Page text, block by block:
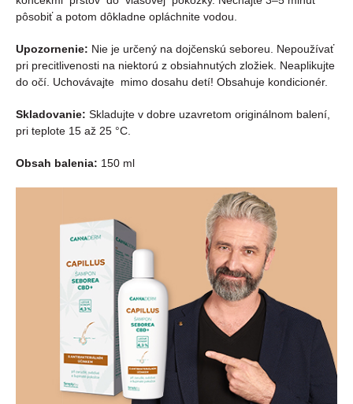
pôsobiť a potom dôkladne opláchnite vodou.
Upozornenie: Nie je určený na dojčenskú seboreu. Nepoužívať
pri precitlivenosti na niektorú z obsiahnutých zložiek. Neaplikujte
do očí. Uchovávajte mimo dosahu detí! Obsahuje kondicionér.
Skladovanie: Skladujte v dobre uzavretom originálnom balení,
pri teplote 15 až 25 °C.
Obsah balenia: 150 ml